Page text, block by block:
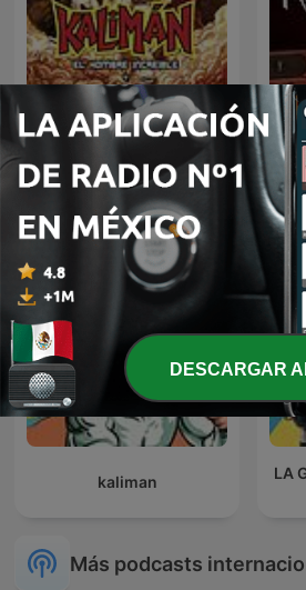
Kalimán | 01 Los
Profanadores de Tumbas
-1963
kaliman
LA
Más podcasts
DESCARGAR